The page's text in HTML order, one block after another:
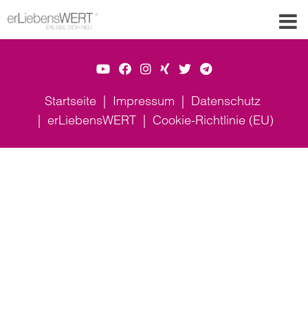
Startseite Impressum
Datenschutz
erLiebensWERT
Cookie-Richtlinie (EU)